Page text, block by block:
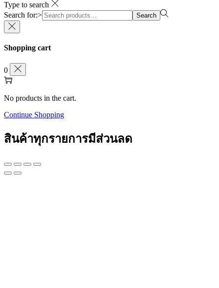
Type to search
Search for:>
Search
Shopping cart
0
No products in the cart.
Continue Shopping
สินค้าทุกรายการมีส่วนลด